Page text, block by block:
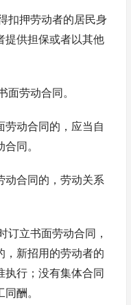
扣押劳动者的居民身
提供担保或者以其他
劳动合同。
劳动合同的，应当自
同。
动合同的，劳动关系
订立书面劳动合同，
，新招用的劳动者的
执行；没有集体合同
酬。